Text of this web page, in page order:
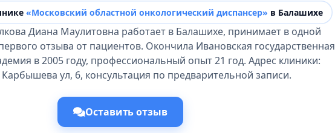
«Московский областной онкологический диспансер» в Балашихе
Диана Маулитовна работает в Балашихе, принимает в одной
отзыва от пациентов. Окончила Ивановская государственная
в 2005 году, профессиональный опыт 21 год. Адрес клиники:
ул, 6, консультация по предварительной записи.
Оставить отзыв